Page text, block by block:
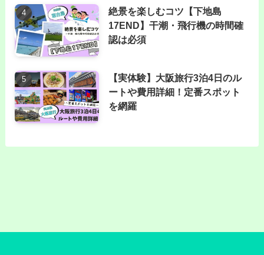
絶景を楽しむコツ【下地島
17END】干潮・飛行機の時間確
認は必須
【実体験】大阪旅行3泊4日のル
ートや費用詳細！定番スポット
を網羅